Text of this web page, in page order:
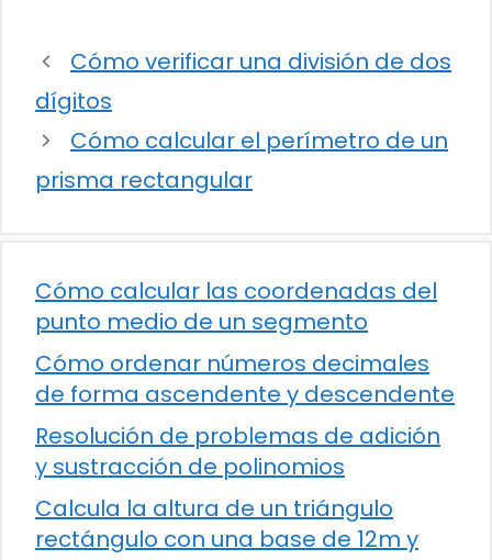
Cómo verificar una división de dos
dígitos
Cómo calcular el perímetro de un
prisma rectangular
Cómo calcular las coordenadas del
punto medio de un segmento
Cómo ordenar números decimales
de forma ascendente y descendente
Resolución de problemas de adición
y sustracción de polinomios
Calcula la altura de un triángulo
rectángulo con una base de 12m y